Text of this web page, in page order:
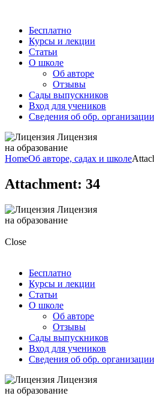
Бесплатно
Курсы и лекции
Статьи
О школе
Об авторе
Отзывы
Сады выпускников
Вход для учеников
Сведения об обр. организации
Лицензия
на образование
HomeОб авторе, садах и школе
Attachment: 34
Лицензия
на образование
Close
Бесплатно
Курсы и лекции
Статьи
О школе
Об авторе
Отзывы
Сады выпускников
Вход для учеников
Сведения об обр. организации
Лицензия
на образование